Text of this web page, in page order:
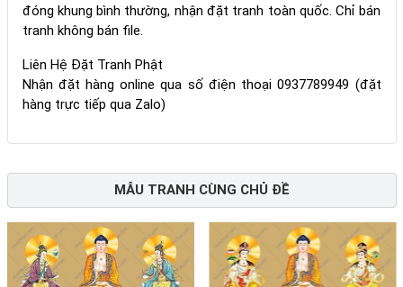
đóng khung bình thường, nhận đặt tranh toàn quốc. Chỉ bán
tranh không bán file.
Liên Hệ Đặt Tranh Phật
Nhận đặt hàng online qua số điện thoại 0937789949 (đặt
hàng trực tiếp qua Zalo)
MẪU TRANH CÙNG CHỦ ĐỀ